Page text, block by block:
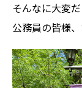
そんなに大変
公務員の皆様、